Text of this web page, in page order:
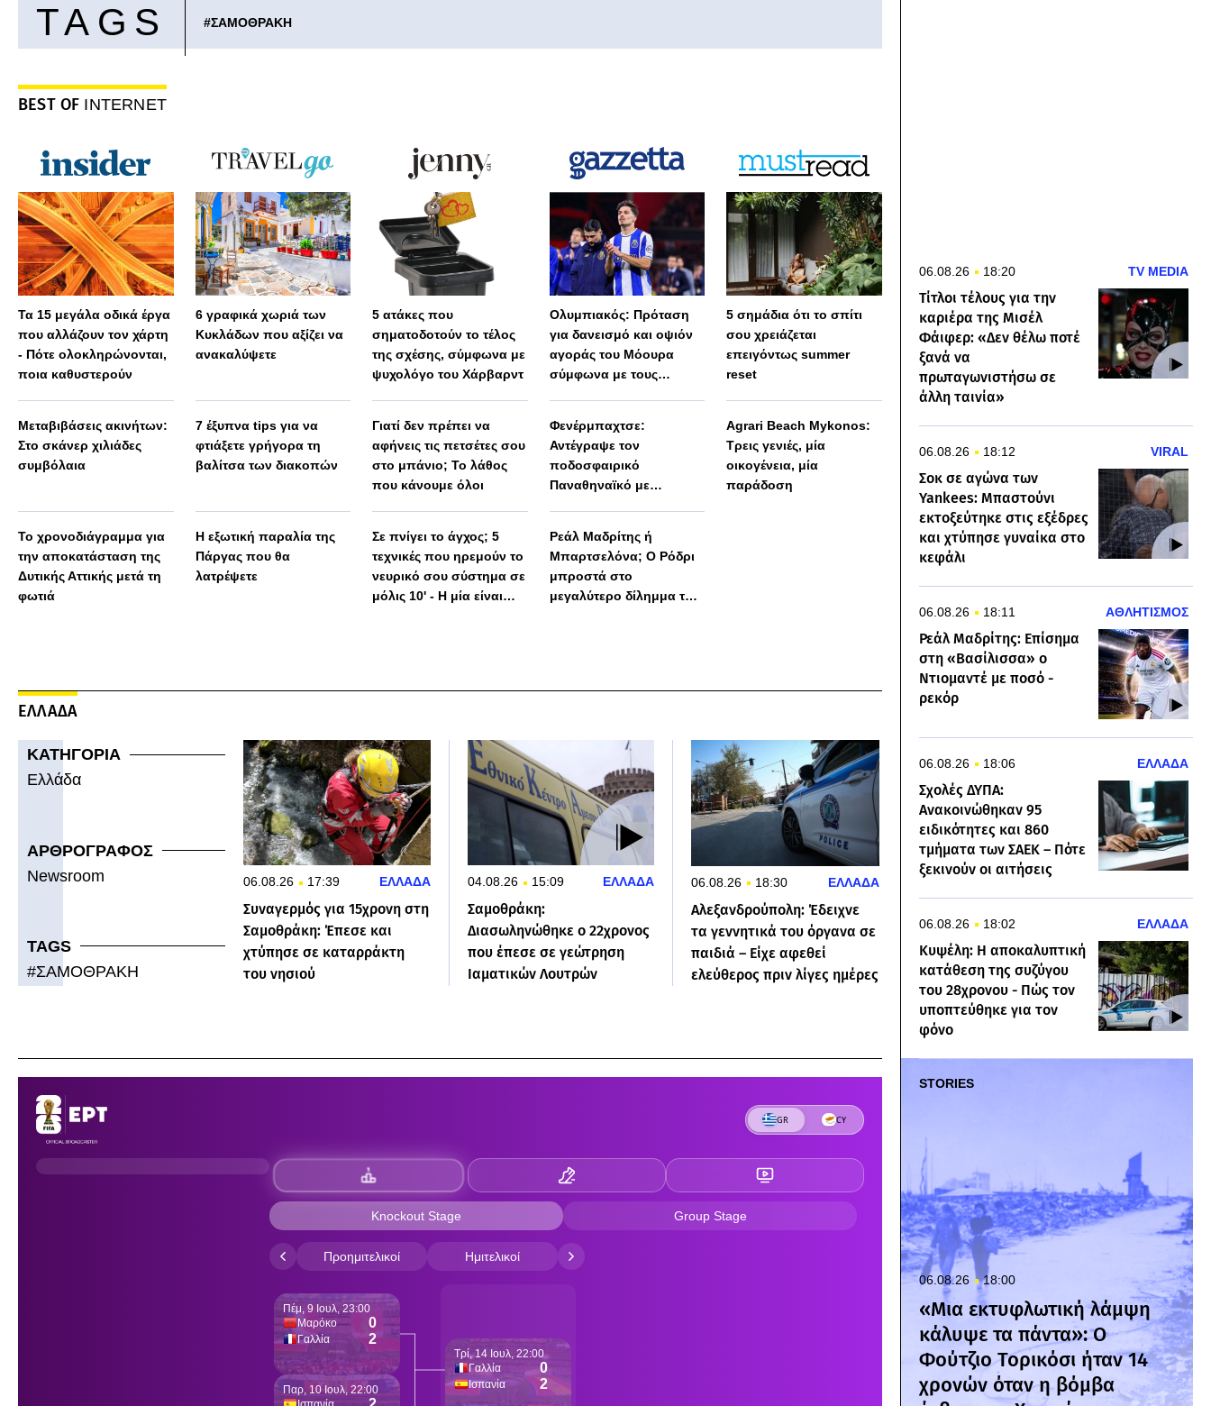
TAGS #ΣΑΜΟΘΡΑΚΗ
BEST OF INTERNET
Τα 15 μεγάλα οδικά έργα
που αλλάζουν τον χάρτη
- Πότε ολοκληρώνονται,
ποια καθυστερούν
Μεταβιβάσεις ακινήτων:
Στο σκάνερ χιλιάδες
συμβόλαια
Το χρονοδιάγραμμα για
την αποκατάσταση της
Δυτικής Αττικής μετά τη
φωτιά
6 γραφικά χωριά των
Κυκλάδων που αξίζει να
ανακαλύψετε
7 έξυπνα tips για να
φτιάξετε γρήγορα τη
βαλίτσα των διακοπών
Η εξωτική παραλία της
Πάργας που θα
λατρέψετε
5 ατάκες που
σηματοδοτούν το τέλος
της σχέσης, σύμφωνα με
ψυχολόγο του Χάρβαρντ
Γιατί δεν πρέπει να
αφήνεις τις πετσέτες σου
στο μπάνιο; Το λάθος
που κάνουμε όλοι
Σε πνίγει το άγχος; 5
τεχνικές που ηρεμούν το
νευρικό σου σύστημα σε
μόλις 10' - Η μία είναι
Ολυμπιακός: Πρόταση
για δανεισμό και οψιόν
αγοράς του Μόουρα
σύμφωνα με τους
Φενέρμπαχτσε:
Αντέγραψε τον
ποδοσφαιρικό
Παναθηναϊκό με
Ρεάλ Μαδρίτης ή
Μπαρτσελόνα; Ο Ρόδρι
μπροστά στο
μεγαλύτερο δίλημμα της
5 σημάδια ότι το σπίτι
σου χρειάζεται
επειγόντως summer
reset
Agrari Beach Mykonos:
Τρεις γενιές, μία
οικογένεια, μία
παράδοση
ΕΛΛΑΔΑ
ΚΑΤΗΓΟΡΙΑ
Ελλάδα
ΑΡΘΡΟΓΡΑΦΟΣ
Newsroom
TAGS
#ΣΑΜΟΘΡΑΚΗ
06.08.26 17:39 ΕΛΛΑΔΑ
Συναγερμός για 15χρονη στη
Σαμοθράκη: Έπεσε και
χτύπησε σε καταρράκτη
του νησιού
04.08.26 15:09 ΕΛΛΑΔΑ
Σαμοθράκη:
Διασωληνώθηκε ο 22χρονος
που έπεσε σε γεώτρηση
Ιαματικών Λουτρών
06.08.26 18:30 ΕΛΛΑΔΑ
Αλεξανδρούπολη: Έδειχνε
τα γεννητικά του όργανα σε
παιδιά – Είχε αφεθεί
ελεύθερος πριν λίγες ημέρες
06.08.26 18:20 TV MEDIA
Τίτλοι τέλους για την
καριέρα της Μισέλ
Φάιφερ: «Δεν θέλω ποτέ
ξανά να
πρωταγωνιστήσω σε
άλλη ταινία»
06.08.26 18:12 VIRAL
Σοκ σε αγώνα των
Yankees: Μπαστούνι
εκτοξεύτηκε στις εξέδρες
και χτύπησε γυναίκα στο
κεφάλι
06.08.26 18:11 ΑΘΛΗΤΙΣΜΟΣ
Ρεάλ Μαδρίτης: Επίσημα
στη «Βασίλισσα» ο
Ντιομαντέ με ποσό -
ρεκόρ
06.08.26 18:06 ΕΛΛΑΔΑ
Σχολές ΔΥΠΑ:
Ανακοινώθηκαν 95
ειδικότητες και 860
τμήματα των ΣΑΕΚ – Πότε
ξεκινούν οι αιτήσεις
06.08.26 18:02 ΕΛΛΑΔΑ
Κυψέλη: Η αποκαλυπτική
κατάθεση της συζύγου
του 28χρονου - Πώς τον
υποπτεύθηκε για τον
φόνο
STORIES
06.08.26 18:00
«Μια εκτυφλωτική λάμψη
κάλυψε τα πάντα»: Ο
Φούτζιο Τορικόσι ήταν 14
χρονών όταν η βόμβα